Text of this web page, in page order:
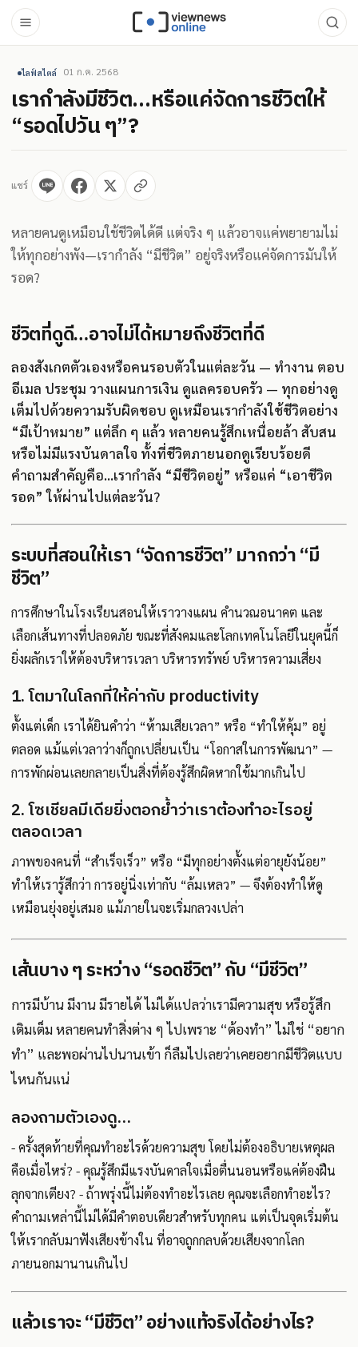
ไลฟ์สไตล์ 01 ก.ค. 2568
เรากำลังมีชีวิต…หรือแค่จัดการชีวิตให้
“รอดไปวัน ๆ”?
แชร์
หลายคนดูเหมือนใช้ชีวิตได้ดี แต่จริง ๆ แล้วอาจแค่พยายามไม่
ให้ทุกอย่างพัง—เรากำลัง “มีชีวิต” อยู่จริงหรือแค่จัดการมันให้
รอด?
ชีวิตที่ดูดี…อาจไม่ได้หมายถึงชีวิตที่ดี
ลองสังเกตตัวเองหรือคนรอบตัวในแต่ละวัน — ทำงาน ตอบ
อีเมล ประชุม วางแผนการเงิน ดูแลครอบครัว — ทุกอย่างดู
เต็มไปด้วยความรับผิดชอบ ดูเหมือนเรากำลังใช้ชีวิตอย่าง
“มีเป้าหมาย” แต่ลึก ๆ แล้ว หลายคนรู้สึกเหนื่อยล้า สับสน
หรือไม่มีแรงบันดาลใจ ทั้งที่ชีวิตภายนอกดูเรียบร้อยดี
คำถามสำคัญคือ...เรากำลัง “มีชีวิตอยู่” หรือแค่ “เอาชีวิต
รอด” ให้ผ่านไปแต่ละวัน?
ระบบที่สอนให้เรา “จัดการชีวิต” มากกว่า “มี
ชีวิต”
การศึกษาในโรงเรียนสอนให้เราวางแผน คำนวณอนาคต และ
เลือกเส้นทางที่ปลอดภัย ขณะที่สังคมและโลกเทคโนโลยีในยุคนี้ก็
ยิ่งผลักเราให้ต้องบริหารเวลา บริหารทรัพย์ บริหารความเสี่ยง
1. โตมาในโลกที่ให้ค่ากับ productivity
ตั้งแต่เด็ก เราได้ยินคำว่า “ห้ามเสียเวลา” หรือ “ทำให้คุ้ม” อยู่
ตลอด แม้แต่เวลาว่างก็ถูกเปลี่ยนเป็น “โอกาสในการพัฒนา” —
การพักผ่อนเลยกลายเป็นสิ่งที่ต้องรู้สึกผิดหากใช้มากเกินไป
2. โซเชียลมีเดียยิ่งตอกย้ำว่าเราต้องทำอะไรอยู่
ตลอดเวลา
ภาพของคนที่ “สำเร็จเร็ว” หรือ “มีทุกอย่างตั้งแต่อายุยังน้อย”
ทำให้เรารู้สึกว่า การอยู่นิ่งเท่ากับ “ล้มเหลว” — จึงต้องทำให้ดู
เหมือนยุ่งอยู่เสมอ แม้ภายในจะเริ่มกลวงเปล่า
เส้นบาง ๆ ระหว่าง “รอดชีวิต” กับ “มีชีวิต”
การมีบ้าน มีงาน มีรายได้ ไม่ได้แปลว่าเรามีความสุข หรือรู้สึก
เติมเต็ม หลายคนทำสิ่งต่าง ๆ ไปเพราะ “ต้องทำ” ไม่ใช่ “อยาก
ทำ” และพอผ่านไปนานเข้า ก็ลืมไปเลยว่าเคยอยากมีชีวิตแบบ
ไหนกันแน่
ลองถามตัวเองดู…
- ครั้งสุดท้ายที่คุณทำอะไรด้วยความสุข โดยไม่ต้องอธิบายเหตุผล
คือเมื่อไหร่? - คุณรู้สึกมีแรงบันดาลใจเมื่อตื่นนอนหรือแค่ต้องฝืน
ลุกจากเตียง? - ถ้าพรุ่งนี้ไม่ต้องทำอะไรเลย คุณจะเลือกทำอะไร?
คำถามเหล่านี้ไม่ได้มีคำตอบเดียวสำหรับทุกคน แต่เป็นจุดเริ่มต้น
ให้เรากลับมาฟังเสียงข้างใน ที่อาจถูกกลบด้วยเสียงจากโลก
ภายนอกมานานเกินไป
แล้วเราจะ “มีชีวิต” อย่างแท้จริงได้อย่างไร?